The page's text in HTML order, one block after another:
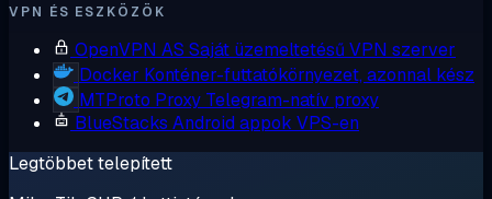
VPN ÉS ESZKÖZÖK
OpenVPN AS Saját üzemeltetésű VPN szerver
Docker Konténer-futtatókörnyezet, azonnal kész
MTProto Proxy Telegram-natív proxy
BlueStacks Android appok VPS-en
Legtöbbet telepített